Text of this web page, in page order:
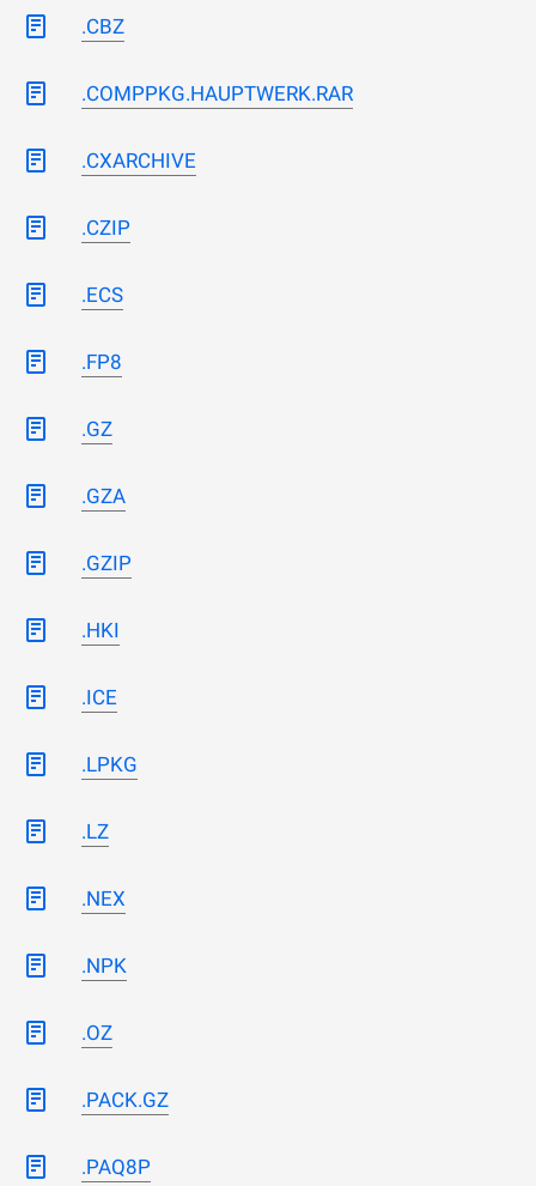
.CBZ
.COMPPKG.HAUPTWERK.RAR
.CXARCHIVE
.CZIP
.ECS
.FP8
.GZ
.GZA
.GZIP
.HKI
.ICE
.LPKG
.LZ
.NEX
.NPK
.OZ
.PACK.GZ
.PAQ8P